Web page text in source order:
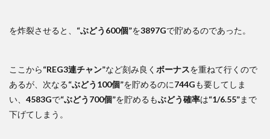
を炸裂させると、 “ぶどう600個”を3897Gで貯めるのであった。
ここから“REG3連チャン”など刻み良く ボーナスを重ねて行くので
あるが、次なる“ぶどう100個”を貯めるのに744Gも要してしま
い、 4583Gで“ぶどう700個”を貯めるもぶどう確率は“1/6.55”まで
下げてしまう。